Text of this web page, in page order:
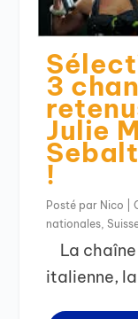
3
Julie
!
Posté par Nico |
nationales,
La chaîne
italienne, la